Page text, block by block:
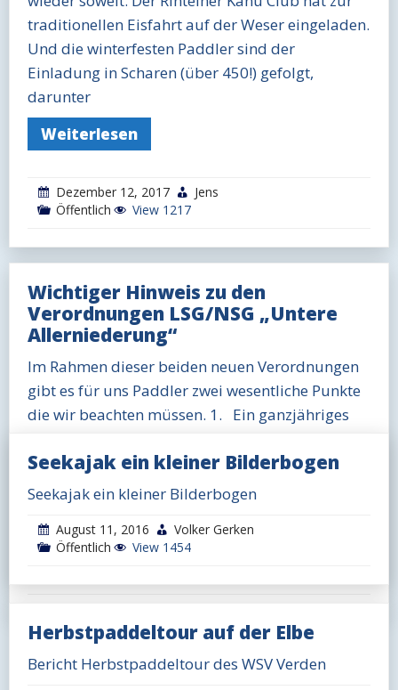
traditionellen Eisfahrt auf der Weser eingeladen.
Und die winterfesten Paddler sind der
Einladung in Scharen (über 450!) gefolgt,
darunter
Weiterlesen
Dezember 12, 2017
Jens
Öffentlich
View 1217
Wichtiger Hinweis zu den
Verordnungen LSG/NSG „Untere
Allerniederung“
Im Rahmen dieser beiden neuen Verordnungen
gibt es für uns Paddler zwei wesentliche Punkte
die wir beachten müssen. 1. Ein ganzjähriges
ein Befahrungsverbot vom 15. März bis 15. Juli.
Weiterlesen
Dezember 1, 2016
Jens
Seekajak ein kleiner Bilderbogen
Seekajak ein kleiner Bilderbogen
August 11, 2016
Volker Gerken
Öffentlich
View 1454
Herbstpaddeltour auf der Elbe
Bericht Herbstpaddeltour des WSV Verden